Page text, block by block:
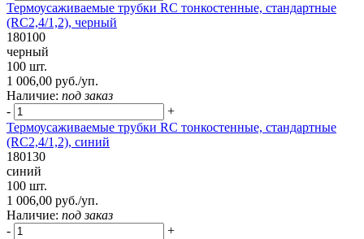
Термоусаживаемые трубки RC тонкостенные, стандартные
(RC2,4/1,2), черный
180100
черный
100 шт.
1 006,00 руб./уп.
Наличие: под заказ
-
+
Термоусаживаемые трубки RC тонкостенные, стандартные
(RC2,4/1,2), синий
180130
синий
100 шт.
1 006,00 руб./уп.
Наличие: под заказ
-
+